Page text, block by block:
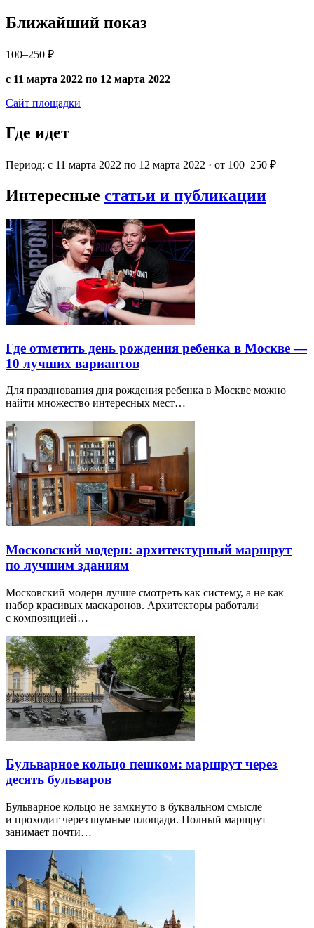
Ближайший показ
100–250 ₽
с 11 марта 2022 по 12 марта 2022
Сайт площадки
Где идет
Период: с 11 марта 2022 по 12 марта 2022 · от 100–250 ₽
Интересные статьи и публикации
Где отметить день рождения ребенка в Москве —
10 лучших вариантов
Для празднования дня рождения ребенка в Москве можно
найти множество интересных мест…
Московский модерн: архитектурный маршрут
по лучшим зданиям
Московский модерн лучше смотреть как систему, а не как
набор красивых маскаронов. Архитекторы работали
с композицией…
Бульварное кольцо пешком: маршрут через
десять бульваров
Бульварное кольцо не замкнуто в буквальном смысле
и проходит через шумные площади. Полный маршрут
занимает почти…